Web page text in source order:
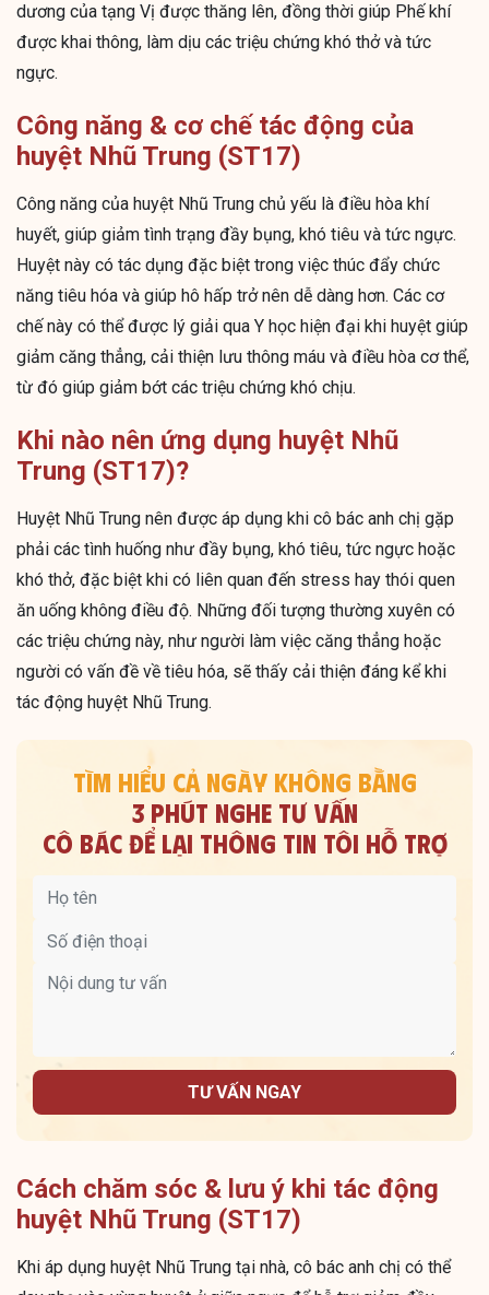
dương của tạng Vị được thăng lên, đồng thời giúp Phế khí
được khai thông, làm dịu các triệu chứng khó thở và tức
ngực.
Công năng & cơ chế tác động của
huyệt Nhũ Trung (ST17)
Công năng của huyệt Nhũ Trung chủ yếu là điều hòa khí
huyết, giúp giảm tình trạng đầy bụng, khó tiêu và tức ngực.
Huyệt này có tác dụng đặc biệt trong việc thúc đẩy chức
năng tiêu hóa và giúp hô hấp trở nên dễ dàng hơn. Các cơ
chế này có thể được lý giải qua Y học hiện đại khi huyệt giúp
giảm căng thẳng, cải thiện lưu thông máu và điều hòa cơ thể,
từ đó giúp giảm bớt các triệu chứng khó chịu.
Khi nào nên ứng dụng huyệt Nhũ
Trung (ST17)?
Huyệt Nhũ Trung nên được áp dụng khi cô bác anh chị gặp
phải các tình huống như đầy bụng, khó tiêu, tức ngực hoặc
khó thở, đặc biệt khi có liên quan đến stress hay thói quen
ăn uống không điều độ. Những đối tượng thường xuyên có
các triệu chứng này, như người làm việc căng thẳng hoặc
người có vấn đề về tiêu hóa, sẽ thấy cải thiện đáng kể khi
tác động huyệt Nhũ Trung.
TÌM HIỂU CẢ NGÀY KHÔNG BẰNG
3 PHÚT NGHE TƯ VẤN
CÔ BÁC ĐỂ LẠI THÔNG TIN TÔI HỖ TRỢ
TƯ VẤN NGAY
Cách chăm sóc & lưu ý khi tác động
huyệt Nhũ Trung (ST17)
Khi áp dụng huyệt Nhũ Trung tại nhà, cô bác anh chị có thể